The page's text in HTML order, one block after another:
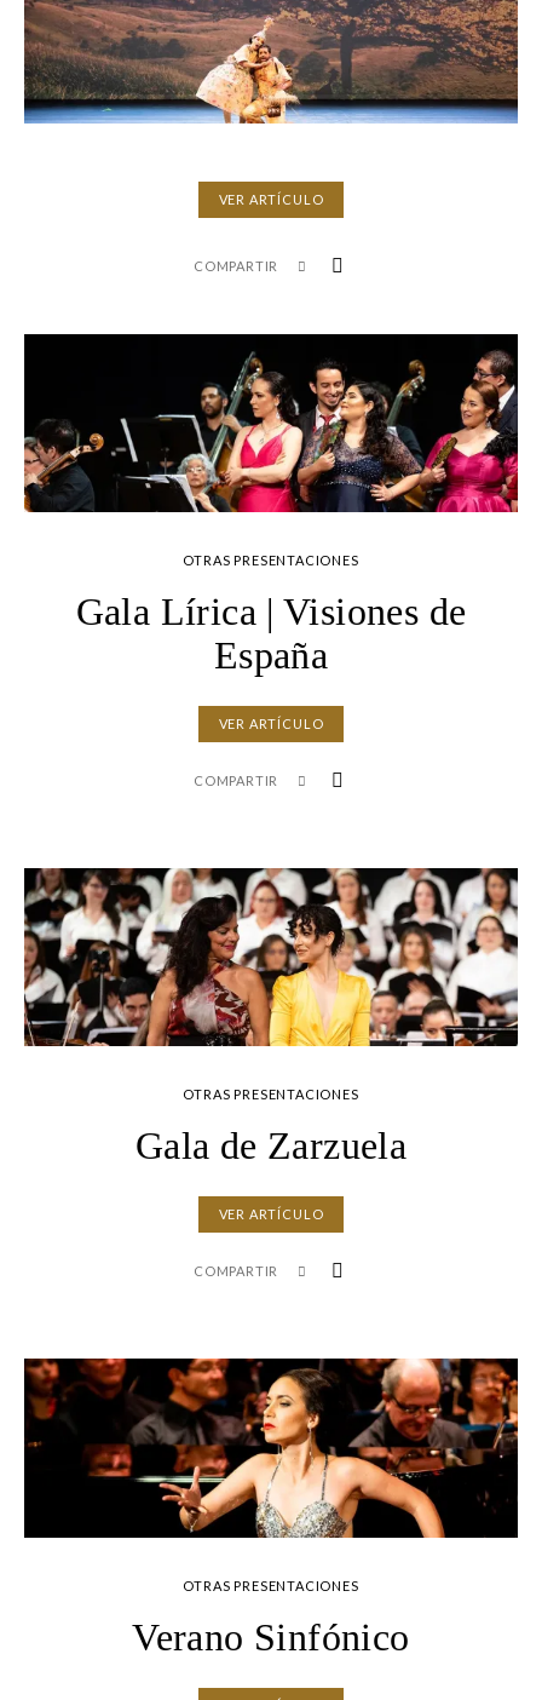
VER ARTÍCULO
COMPARTIR
OTRAS PRESENTACIONES
Gala Lírica | Visiones de
España
VER ARTÍCULO
COMPARTIR
OTRAS PRESENTACIONES
Gala de Zarzuela
VER ARTÍCULO
COMPARTIR
OTRAS PRESENTACIONES
Verano Sinfónico